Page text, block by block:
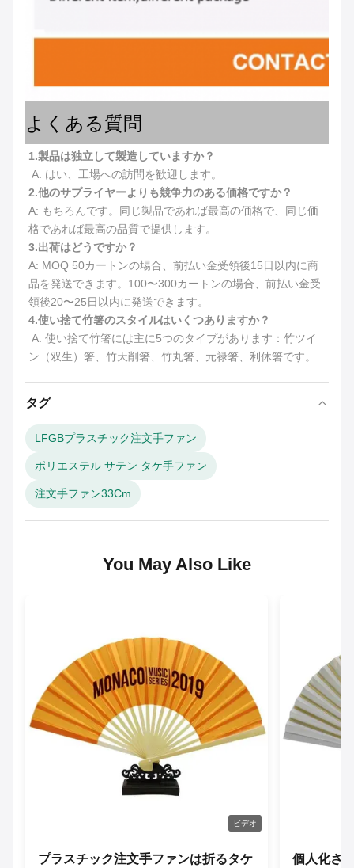
よくある質問
1.製品は独立して製造していますか？
A: はい、工場への訪問を歓迎します。
2.他のサプライヤーよりも競争力のある価格ですか？
A: もちろんです。同じ製品であれば最高の価格で、同じ価
格であれば最高の品質で提供します。
3.出荷はどうですか？
A: MOQ 50カートンの場合、前払い金受領後15日以内に商
品を発送できます。100〜300カートンの場合、前払い金受
領後20〜25日以内に発送できます。
4.使い捨て竹箸のスタイルはいくつありますか？
ン（双生）箸、竹天削箸、竹丸箸、元禄箸、利休箸です。
タグ
LFGBプラスチック注文手ファン
ポリエステル サテン タケ手ファン
注文手ファン33Cm
You May Also Like
ビデオ
プラスチック注文手ファンは折るタケ
個人化さ